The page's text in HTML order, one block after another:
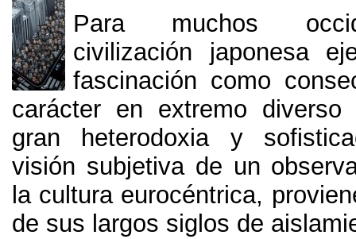
Para muchos
civilización japonesa
fascinación como
carácter en extremo
gran heterodoxia y
visión subjetiva de un
la cultura eurocéntrica,
de sus largos siglos de